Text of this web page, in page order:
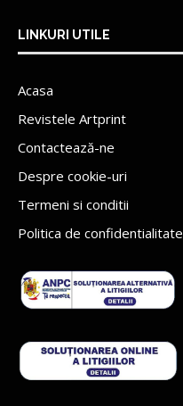
LINKURI UTILE
Acasa
Revistele Artprint
Contactează-ne
Despre cookie-uri
Termeni si conditii
Politica de confidentialitate